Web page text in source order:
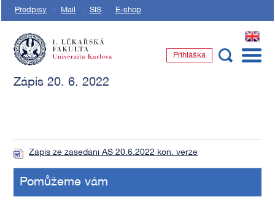
Předpisy Mail SIS E-shop
EN
Přihláška
Zápis 20. 6. 2022
Zápis ze zasedání AS 20.6.2022 kon. verze
Pomůžeme vám